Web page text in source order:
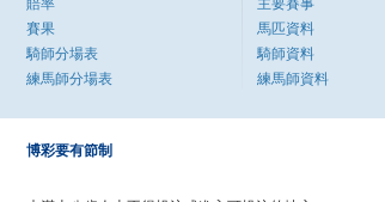
賠率
賽果
騎師分場表
練馬師分場表
主要賽事
馬匹資料
騎師資料
練馬師資料
博彩要有節制